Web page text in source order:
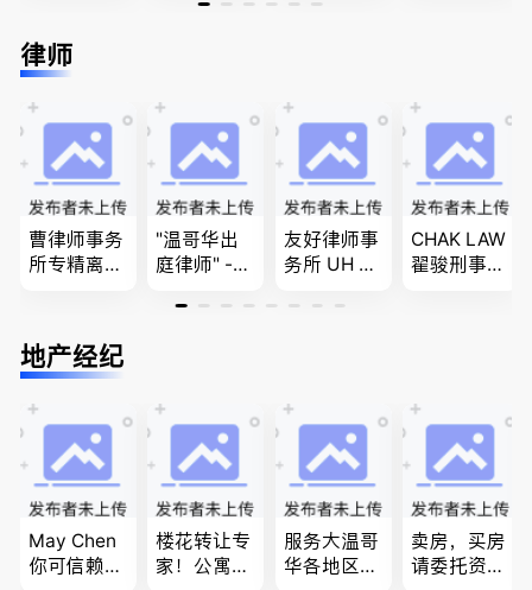
民上诉、家
庭团聚，特
商业移民，
名校申请
签各类签证
民和魁北克
PEQ60472
08731
签证,工作
问题
移民签证
、翻译和海
牙认证
律师
曹律师事务
所专精离
经济纠纷，
財產分割，
买卖
"温哥华出
庭律师" -
务所 - 劳动
纠纷，审判
友好律师事
务所 UH LA
BC地区及
姻家庭、遗
嘱遗产
CHAK LAW
翟骏刑事交
地产经纪
May Chen
你可信赖的
楼花转让专
家！公寓销
服务大温哥
华各地区的
卖房，买房
请委托资深